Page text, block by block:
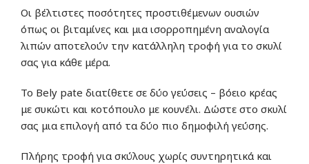
Οι βέλτιστες ποσότητες προστιθέμενων ουσιών
όπως οι βιταμίνες και μια ισορροπημένη αναλογία
λιπών αποτελούν την κατάλληλη τροφή για το σκυλί
σας για κάθε μέρα.
Το Bely pate διατίθετε σε δύο γεύσεις – βόειο κρέας
με συκώτι και κοτόπουλο με κουνέλι. Δώστε στο σκυλί
σας μια επιλογή από τα δύο πιο δημοφιλή γεύσης.
Πλήρης τροφή για σκύλους χωρίς συντηρητικά και